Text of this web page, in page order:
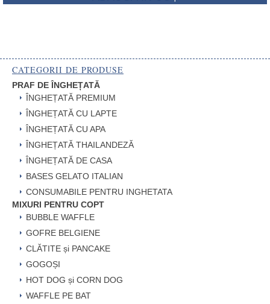
CATEGORII DE PRODUSE
PRAF DE ÎNGHEȚATĂ
ÎNGHEȚATĂ PREMIUM
ÎNGHEȚATĂ CU LAPTE
ÎNGHEȚATĂ CU APA
ÎNGHEȚATĂ THAILANDEZĂ
ÎNGHEȚATĂ DE CASA
BASES GELATO ITALIAN
CONSUMABILE PENTRU INGHETATA
MIXURI PENTRU COPT
BUBBLE WAFFLE
GOFRE BELGIENE
CLĂTITE și PANCAKE
GOGOȘI
HOT DOG și CORN DOG
WAFFLE PE BAT